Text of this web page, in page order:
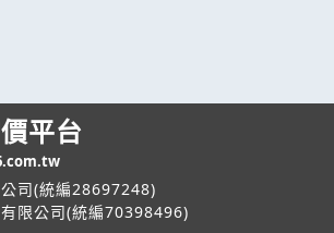
平台
司(統編28697248)
限公司(統編70398496)